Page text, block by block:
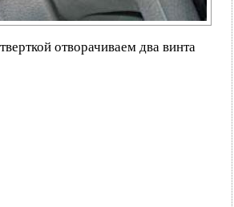
отворачиваем два винта